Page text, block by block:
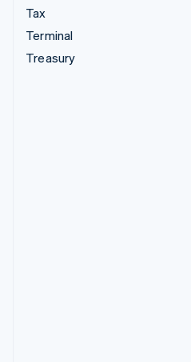
Tax
Terminal
Treasury